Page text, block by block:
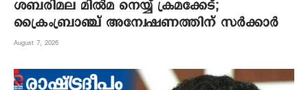
ശബരിമല മില്‍മ നെയ്യ് ക്രമക്കേട്;
ക്രൈംബ്രാഞ്ച് അന്വേഷണത്തിന് സര്‍ക്കാര്‍
August 7, 2026